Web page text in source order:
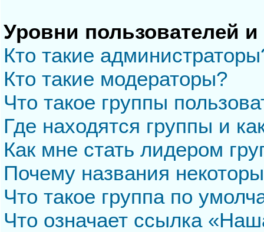
Уровни пользователей
Кто такие
Кто такие модераторы?
Что такое группы
Где находятся группы и
Как мне стать лидером
Почему названия
Что такое группа по
Что означает ссылка